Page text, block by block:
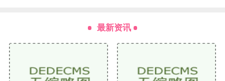
一旦你获得了精油，补充的过程非常简单
最新资讯